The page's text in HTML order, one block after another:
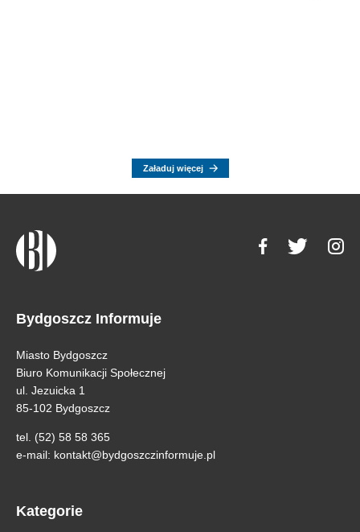
Załaduj więcej
Bydgoszcz Informuje
Miasto Bydgoszcz
Biuro Komunikacji Społecznej
ul. Jezuicka 1
85-102 Bydgoszcz
tel. (52) 58 58 365
e-mail: kontakt@bydgoszczinformuje.pl
Kategorie